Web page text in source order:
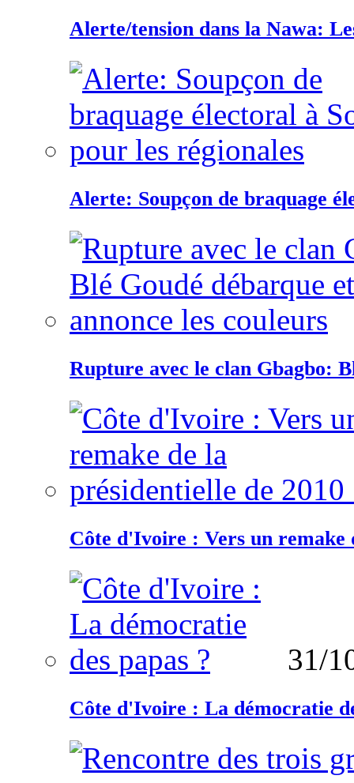
Alerte/tension dans la Nawa:
Alerte: Soupçon de braquage
Rupture avec le clan Gbagbo:
Côte d'Ivoire : Vers un remake
31/
Côte d'Ivoire : La démocratie